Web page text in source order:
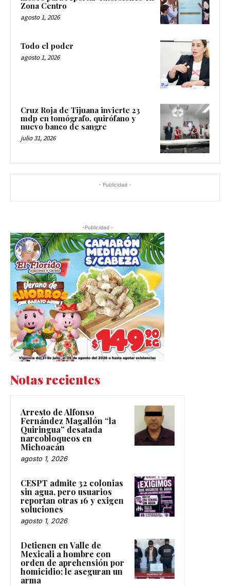
Zona Centro
agosto 1, 2026
Todo el poder
agosto 1, 2026
Cruz Roja de Tijuana invierte 23
mdp en tomógrafo, quirófano y
nuevo banco de sangre
julio 31, 2026
- Publicidad -
-Publicidad -
Notas recientes
Arresto de Alfonso
Fernández Magallón “la
Quiringua” desatada
narcobloqueos en
Michoacán
agosto 1, 2026
CESPT admite 32 colonias
sin agua, pero usuarios
reportan otras 16 y exigen
soluciones
agosto 1, 2026
Detienen en Valle de
Mexicali a hombre con
orden de aprehensión por
homicidio; le aseguran un
arma